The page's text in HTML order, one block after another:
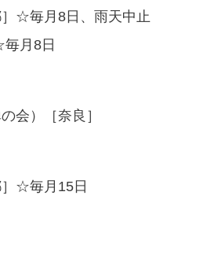
］☆毎月8日、雨天中止
月8日
会）［奈良］
］☆毎月15日